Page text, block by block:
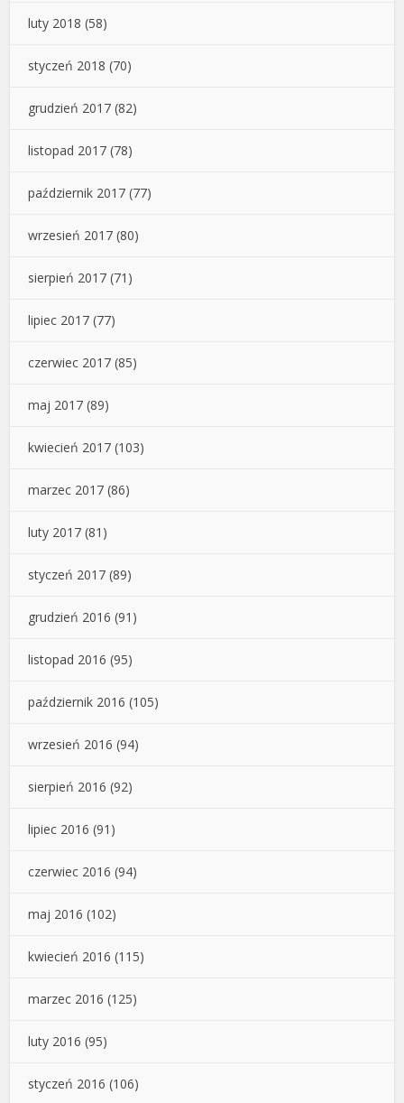
luty 2018 (58)
styczeń 2018 (70)
grudzień 2017 (82)
listopad 2017 (78)
październik 2017 (77)
wrzesień 2017 (80)
sierpień 2017 (71)
lipiec 2017 (77)
czerwiec 2017 (85)
maj 2017 (89)
kwiecień 2017 (103)
marzec 2017 (86)
luty 2017 (81)
styczeń 2017 (89)
grudzień 2016 (91)
listopad 2016 (95)
październik 2016 (105)
wrzesień 2016 (94)
sierpień 2016 (92)
lipiec 2016 (91)
czerwiec 2016 (94)
maj 2016 (102)
kwiecień 2016 (115)
marzec 2016 (125)
luty 2016 (95)
styczeń 2016 (106)